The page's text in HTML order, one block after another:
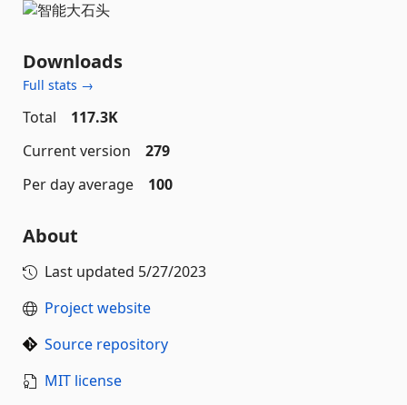
Downloads
Full stats →
Total
117.3K
Current version
279
Per day average
100
About
Last updated 5/27/2023
Project website
Source repository
MIT license